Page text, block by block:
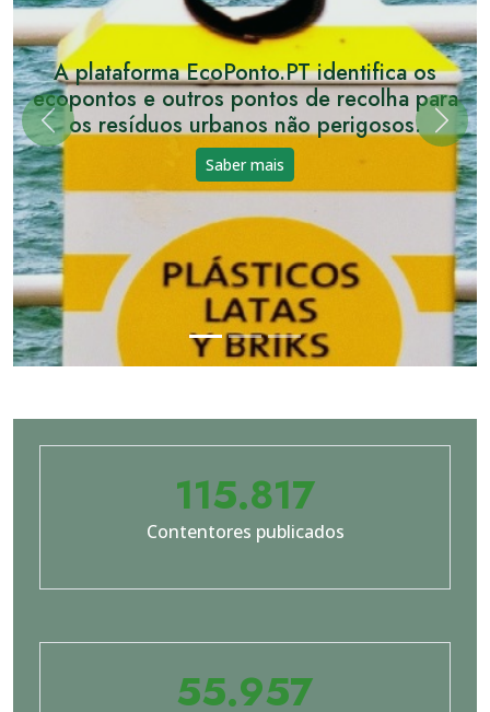
A plataforma EcoPonto.PT identifica os
ecopontos e outros pontos de recolha para
os resíduos urbanos não perigosos.
Saber mais
Previous Next
115.817
Contentores publicados
55.957